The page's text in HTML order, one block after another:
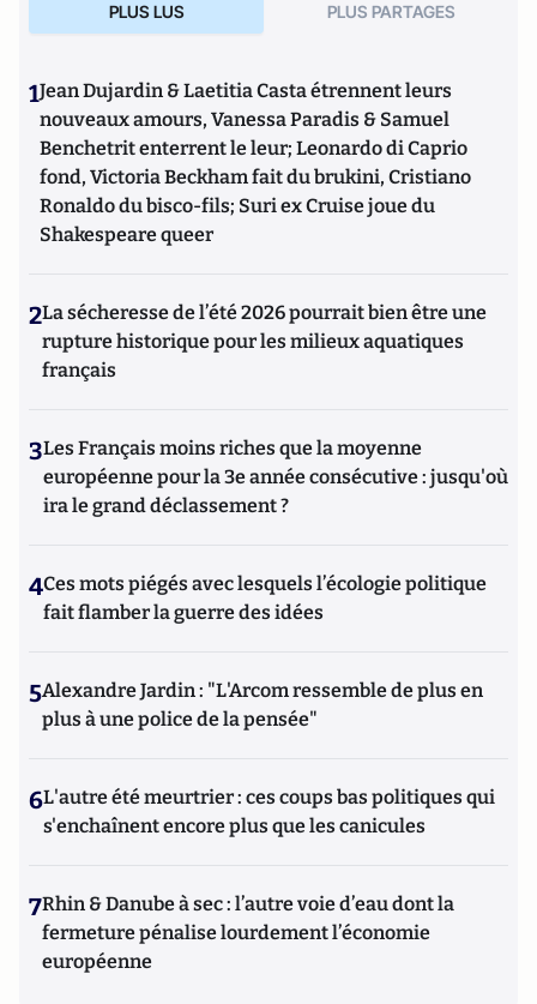
PLUS LUS PLUS PARTAGES
1Jean Dujardin & Laetitia Casta étrennent leurs
nouveaux amours, Vanessa Paradis & Samuel
Benchetrit enterrent le leur; Leonardo di Caprio
fond, Victoria Beckham fait du brukini, Cristiano
Ronaldo du bisco-fils; Suri ex Cruise joue du
Shakespeare queer
2La sécheresse de l’été 2026 pourrait bien être une
rupture historique pour les milieux aquatiques
français
3Les Français moins riches que la moyenne
européenne pour la 3e année consécutive : jusqu'où
ira le grand déclassement ?
4Ces mots piégés avec lesquels l’écologie politique
fait flamber la guerre des idées
5Alexandre Jardin : "L'Arcom ressemble de plus en
plus à une police de la pensée"
6L'autre été meurtrier : ces coups bas politiques qui
s'enchaînent encore plus que les canicules
7Rhin & Danube à sec : l’autre voie d’eau dont la
fermeture pénalise lourdement l’économie
européenne